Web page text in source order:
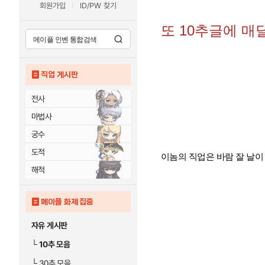
회원가입 ID/PW 찾기
직업 게시판
전사
마법사
궁수
도적
해적
메이플 화제 집중
자유 게시판
└10추 모음
또 10추글에 매
이놈의 직업은 바람 잘 날이